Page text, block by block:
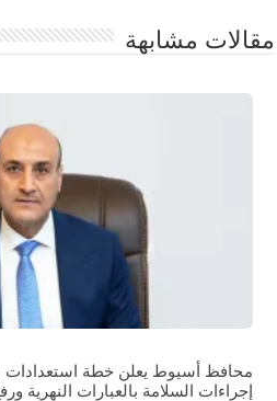
مقالات مشابهة
محافظ أسيوط يعلن خطة استعدادات
إجراءات السلامة بالعبارات النهرية